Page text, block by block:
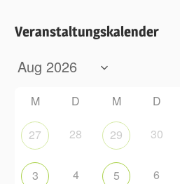
Veranstaltungskalender
M D M D
27 28 29 30
3 4 5 6